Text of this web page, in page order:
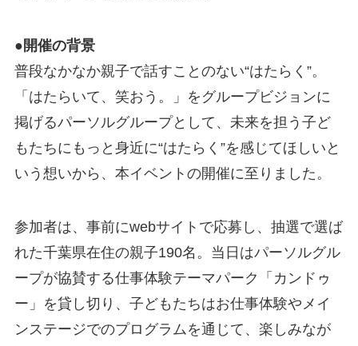
●開催の背景
普段なかなか親子で話すことのない“はたらく”。
「はたらいて、笑おう。」をグループビジョンに
掲げるパーソルグループとして、未来を担う子ど
もたちにもっと身近に“はたらく”を感じてほしいと
いう想いから、本イベントの開催に至りました。
参加者は、事前にwebサイトで応募し、抽選で選ば
れた千葉県在住の親子190名。当日はパーソルグル
ープが協賛する仕事体験テーマパーク「カンドゥ
ー」を貸し切り、子どもたちはお仕事体験やメイ
ンステージでのプログラムを通じて、楽しみなが